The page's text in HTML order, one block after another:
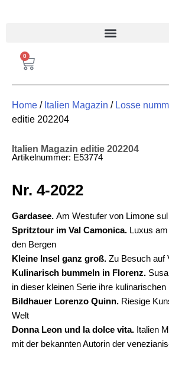
0
Home / Italien Magazin / Losse
editie 202204
Italien Magazin editie 202204
Artikelnummer: E53774
Nr. 4-2022
Gardasee. Am Westufer von Limone
Spritztour im Val Camonica. Luxus
den Bergen
Kleine Insel ganz groß. Zu Besuch auf
Kulinarisch bummeln in Florenz.
in dieser kleinen Serie ihre kulinarischen
Bildhauer Lorenzo Quinn. Riesige
Welt
Donna Leon und la dolce vita. Italien
mit der bekannten Autorin der